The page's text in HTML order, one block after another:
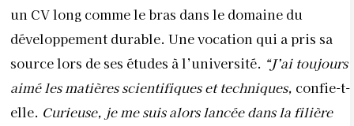
un CV long comme le bras dans le domaine du
développement durable. Une vocation qui a pris sa
source lors de ses études à l’université. “J’ai toujours
aimé les matières scientifiques et techniques, confie-t-
elle. Curieuse, je me suis alors lancée dans la filière